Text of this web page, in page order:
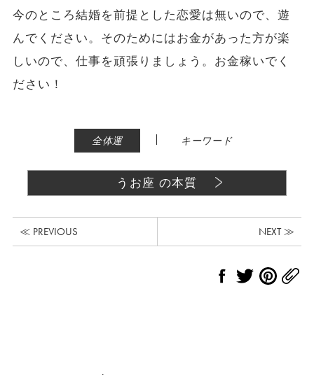
今のところ結婚を前提とした恋愛は無いので、遊
んでください。そのためにはお金があった方が楽
しいので、仕事を頑張りましょう。お金稼いでく
ださい！
全体運 | キーワード
うお座 の本質
≪ PREVIOUS NEXT ≫